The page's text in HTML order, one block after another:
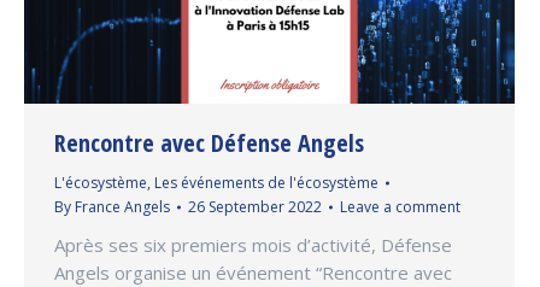
Rencontre avec Défense Angels
L'écosystème, Les événements de l'écosystème
By France Angels 26 September 2022 Leave a comment
Après ses six premiers mois d’activité, Défense
Angels organise un événement “Rencontre avec